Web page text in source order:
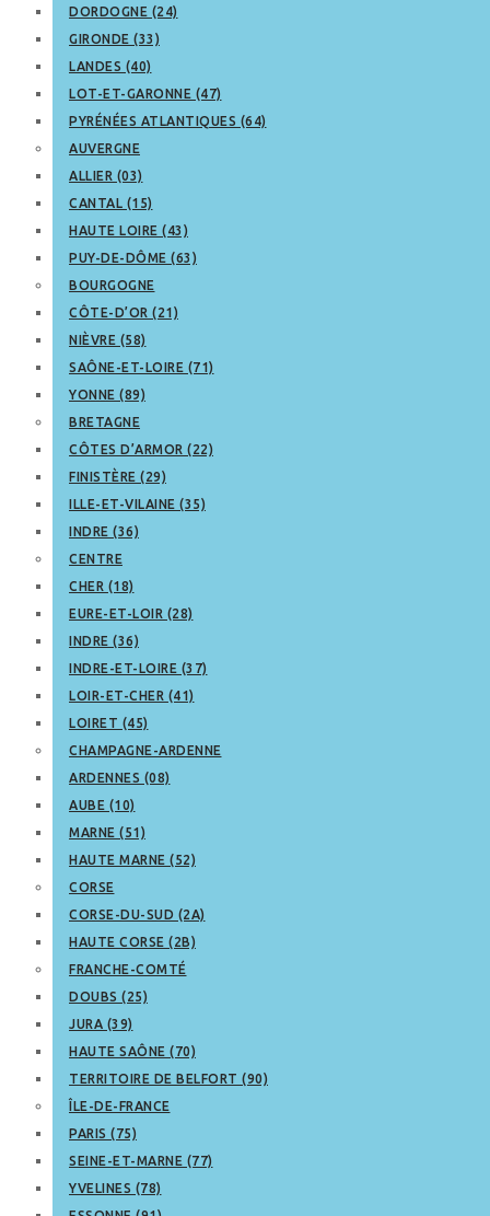
DORDOGNE (24)
GIRONDE (33)
LANDES (40)
LOT-ET-GARONNE (47)
PYRÉNÉES ATLANTIQUES (64)
AUVERGNE
ALLIER (03)
CANTAL (15)
HAUTE LOIRE (43)
PUY-DE-DÔME (63)
BOURGOGNE
CÔTE-D’OR (21)
NIÈVRE (58)
SAÔNE-ET-LOIRE (71)
YONNE (89)
BRETAGNE
CÔTES D’ARMOR (22)
FINISTÈRE (29)
ILLE-ET-VILAINE (35)
INDRE (36)
CENTRE
CHER (18)
EURE-ET-LOIR (28)
INDRE (36)
INDRE-ET-LOIRE (37)
LOIR-ET-CHER (41)
LOIRET (45)
CHAMPAGNE-ARDENNE
ARDENNES (08)
AUBE (10)
MARNE (51)
HAUTE MARNE (52)
CORSE
CORSE-DU-SUD (2A)
HAUTE CORSE (2B)
FRANCHE-COMTÉ
DOUBS (25)
JURA (39)
HAUTE SAÔNE (70)
TERRITOIRE DE BELFORT (90)
ÎLE-DE-FRANCE
PARIS (75)
SEINE-ET-MARNE (77)
YVELINES (78)